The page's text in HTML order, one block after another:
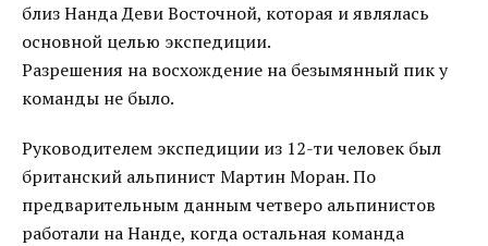
близ Нанда Деви Восточной, которая и являлась
основной целью экспедиции.
Разрешения на восхождение на безымянный пик у
команды не было.
Руководителем экспедиции из 12-ти человек был
британский альпинист Мартин Моран. По
предварительным данным четверо альпинистов
работали на Нанде, когда остальная команда